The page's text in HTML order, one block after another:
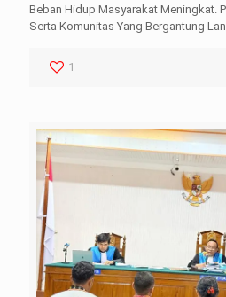
Beban Hidup Masyarakat Meningkat.
Serta Komunitas Yang Bergantung
1